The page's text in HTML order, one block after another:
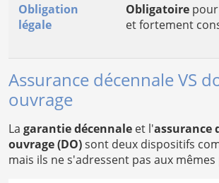
Obligation
légale
Obligatoire
et fortement
Assurance décennale VS
ouvrage
La garantie décennale et l'assurance
ouvrage (DO)sont deux dispositifs
mais ils ne s'adressent pas aux